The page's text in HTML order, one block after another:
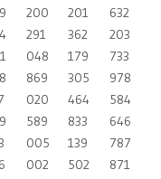
200 201
632
291 362
203
048 179
733
869 305
978
020 464
584
589 833
646
005 139
787
002 502
871